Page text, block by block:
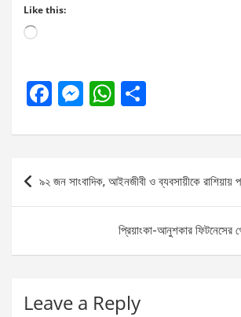
Like this:
Loading…
F
ce
o
M
se
n
g
W
at
s
A
p
p
ar
Post
navigation
৯২ জন সাংবাদিক, আইনজীবী ও ব্যবসায়ীকে রাশিয়ায়
প্রিয়াংকা-আনুশকার ফিটনেসের
Leave a Reply